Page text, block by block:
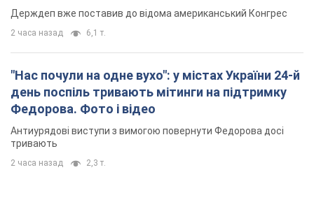
Держдеп вже поставив до відома американський Конгрес
2 часа назад 6,1 т.
"Нас почули на одне вухо": у містах України 24-й
день поспіль тривають мітинги на підтримку
Федорова. Фото і відео
Антиурядові виступи з вимогою повернути Федорова досі
тривають
2 часа назад 2,3 т.